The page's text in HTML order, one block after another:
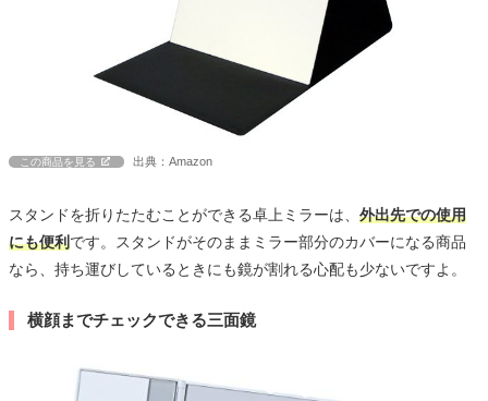
この商品を見る 出典：Amazon
スタンドを折りたたむことができる卓上ミラーは、 外出先での使用
にも便利です。スタンドがそのままミラー部分のカバーになる商品
なら、持ち運びしているときにも鏡が割れる心配も少ないですよ。
横顔までチェックできる三面鏡